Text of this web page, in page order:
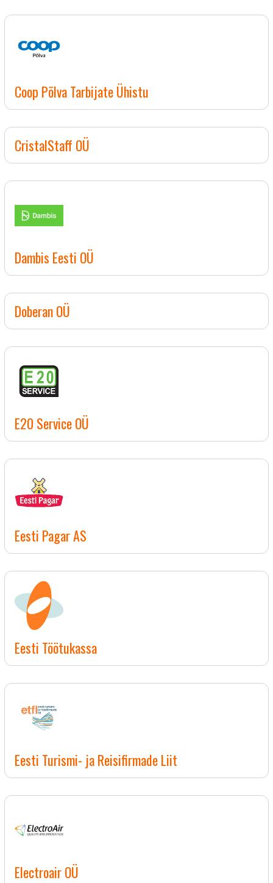
Coop Põlva Tarbijate Ühistu
CristalStaff OÜ
Dambis Eesti OÜ
Doberan OÜ
E20 Service OÜ
Eesti Pagar AS
Eesti Töötukassa
Eesti Turismi- ja Reisifirmade Liit
Electroair OÜ